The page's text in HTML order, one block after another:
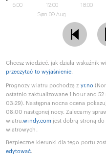
6:00
12:00
Søn 09 Aug
18:00
Chcesz wiedzieć, jak działa wskaźnik
przeczytać to wyjaśnienie.
Prognozy wiatru pochodzą z yr.no
ostatnio zaktualizowane 1 hour and
03:29). Następna nocna ocena
08:00 następnej nocy. Zalecamy
wiatru.windy.comjest dobrą stroną do
wiatrowych.
Bezpieczne kierunki dla tego portu
edytować.